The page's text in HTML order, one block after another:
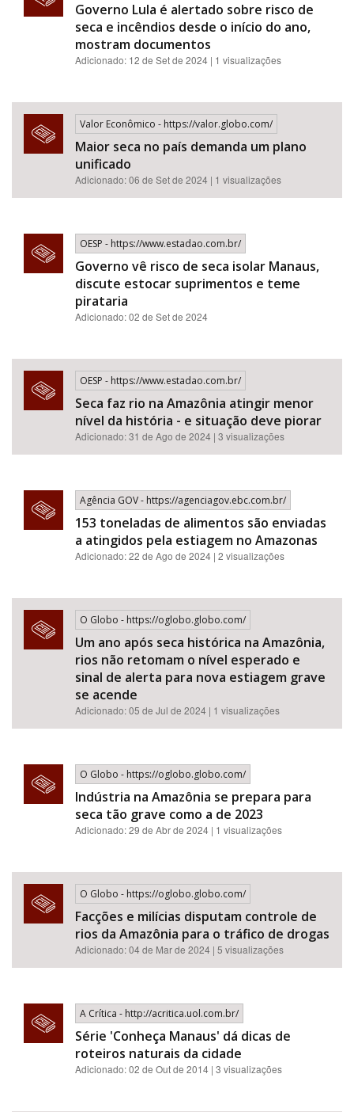
Governo Lula é alertado sobre risco de
seca e incêndios desde o início do ano,
mostram documentos
Adicionado: 12 de Set de 2024 | 1 visualizações
Valor Econômico - https://valor.globo.com/
Maior seca no país demanda um plano
unificado
Adicionado: 06 de Set de 2024 | 1 visualizações
OESP - https://www.estadao.com.br/
Governo vê risco de seca isolar Manaus,
discute estocar suprimentos e teme
pirataria
Adicionado: 02 de Set de 2024
OESP - https://www.estadao.com.br/
Seca faz rio na Amazônia atingir menor
nível da história - e situação deve piorar
Adicionado: 31 de Ago de 2024 | 3 visualizações
Agência GOV - https://agenciagov.ebc.com.br/
153 toneladas de alimentos são enviadas
a atingidos pela estiagem no Amazonas
Adicionado: 22 de Ago de 2024 | 2 visualizações
O Globo - https://oglobo.globo.com/
Um ano após seca histórica na Amazônia,
rios não retomam o nível esperado e
sinal de alerta para nova estiagem grave
se acende
Adicionado: 05 de Jul de 2024 | 1 visualizações
O Globo - https://oglobo.globo.com/
Indústria na Amazônia se prepara para
seca tão grave como a de 2023
Adicionado: 29 de Abr de 2024 | 1 visualizações
O Globo - https://oglobo.globo.com/
Facções e milícias disputam controle de
rios da Amazônia para o tráfico de drogas
Adicionado: 04 de Mar de 2024 | 5 visualizações
A Crítica - http://acritica.uol.com.br/
Série 'Conheça Manaus' dá dicas de
roteiros naturais da cidade
Adicionado: 02 de Out de 2014 | 3 visualizações